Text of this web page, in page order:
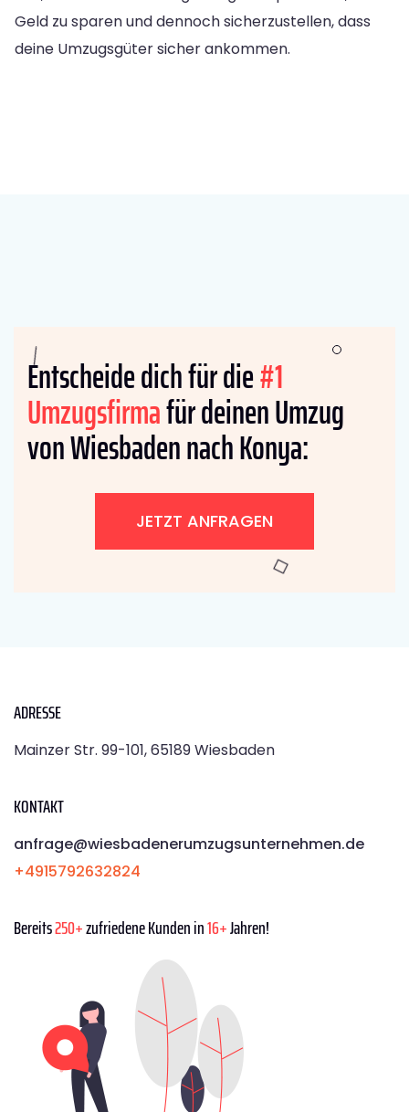
Geld zu sparen und dennoch sicherzustellen, dass
deine Umzugsgüter sicher ankommen.
Entscheide dich für die#1
Umzugsfirmafür deinen Umzug
von Wiesbaden nach Konya:
JETZT ANFRAGEN
ADRESSE
Mainzer Str. 99-101, 65189 Wiesbaden
KONTAKT
anfrage@wiesbadenerumzugsunternehmen.de
+4915792632824
Bereits250+zufriedene Kunden in16+Jahren!